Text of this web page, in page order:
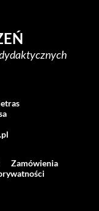
Zamówienia